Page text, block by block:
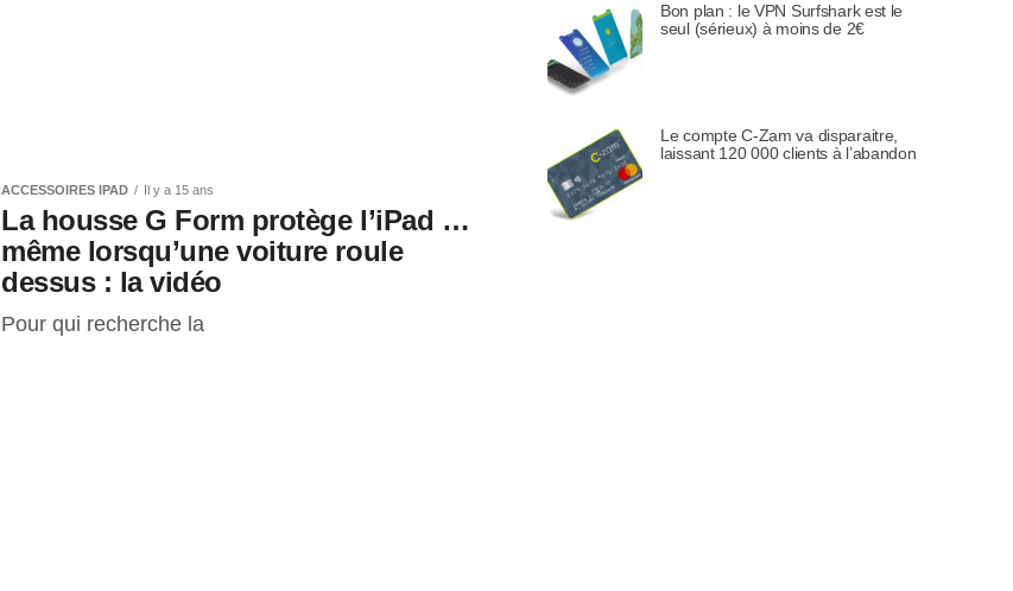
ACCESSOIRES IPAD Il y a 15 ans
La housse G Form protège l’iPad …
même lorsqu’une voiture roule
dessus : la vidéo
Pour qui recherche la
Bon plan : le VPN Surfshark est le
seul (sérieux) à moins de 2€
Le compte C-Zam va disparaitre,
laissant 120 000 clients à l’abandon